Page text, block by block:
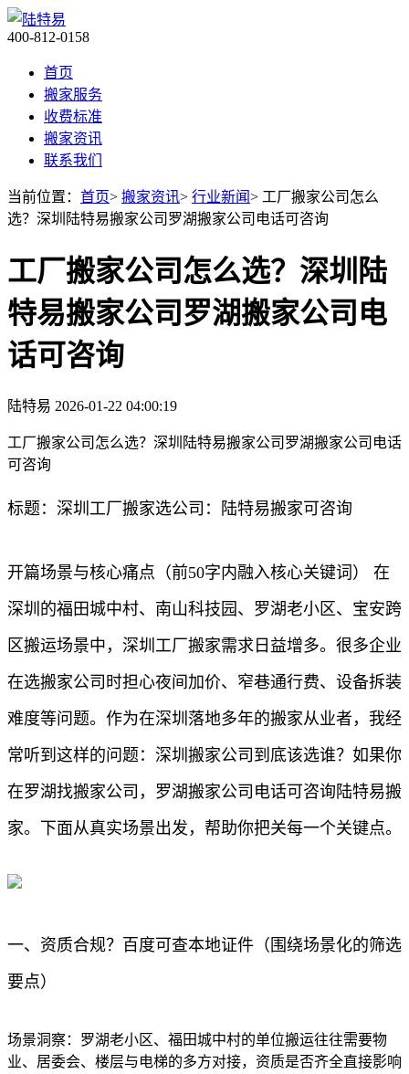
400-812-0158
首页
搬家服务
收费标准
搬家资讯
联系我们
当前位置： 首页> 搬家资讯> 行业新闻> 工厂搬家公司怎么
选？深圳陆特易搬家公司罗湖搬家公司电话可咨询
工厂搬家公司怎么选？深圳陆
特易搬家公司罗湖搬家公司电
话可咨询
陆特易 2026-01-22 04:00:19
工厂搬家公司怎么选？深圳陆特易搬家公司罗湖搬家公司电话
可咨询
标题：深圳工厂搬家选公司：陆特易搬家可咨询
开篇场景与核心痛点（前50字内融入核心关键词） 在
深圳的福田城中村、南山科技园、罗湖老小区、宝安跨
区搬运场景中，深圳工厂搬家需求日益增多。很多企业
在选搬家公司时担心夜间加价、窄巷通行费、设备拆装
难度等问题。作为在深圳落地多年的搬家从业者，我经
常听到这样的问题：深圳搬家公司到底该选谁？如果你
在罗湖找搬家公司，罗湖搬家公司电话可咨询陆特易搬
家。下面从真实场景出发，帮助你把关每一个关键点。
一、资质合规？百度可查本地证件（围绕场景化的筛选
要点）
场景洞察：罗湖老小区、福田城中村的单位搬运往往需要物
业、居委会、楼层与电梯的多方对接，资质是否齐全直接影响